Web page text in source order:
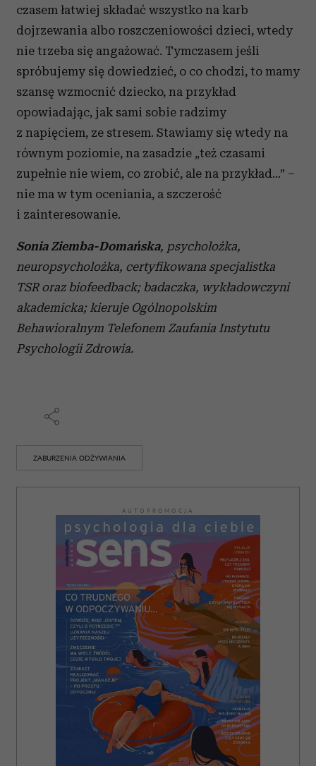
czasem łatwiej składać wszystko na karb
dojrzewania albo roszczeniowości dzieci, wtedy
nie trzeba się angażować. Tymczasem jeśli
spróbujemy się dowiedzieć, o co chodzi, to mamy
szansę wzmocnić dziecko, na przykład
opowiadając, jak sami sobie radzimy
z napięciem, ze stresem. Stawiamy się wtedy na
równym poziomie, na zasadzie „też czasami
zupełnie nie wiem, co zrobić, ale na przykład…” –
nie ma w tym oceniania, a szczerość
i zainteresowanie.
Sonia Ziemba-Domańska, psycholożka,
neuropsycholożka, certyfikowana specjalistka
TSR oraz biofeedback; badaczka, wykładowczyni
akademicka; kieruje Ogólnopolskim
Behawioralnym Telefonem Zaufania Instytutu
Psychologii Zdrowia.
ZABURZENIA ODŻYWIANIA
AUTOPROMOCJA